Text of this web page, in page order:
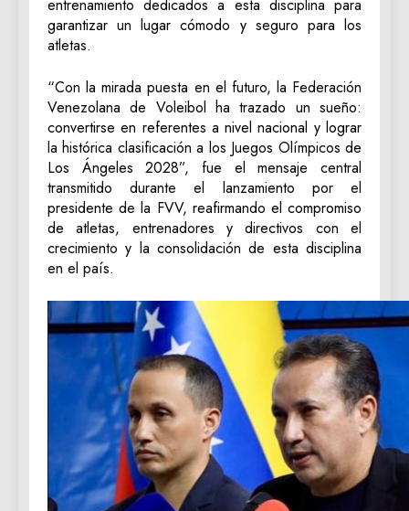
entrenamiento dedicados a esta disciplina para
garantizar un lugar cómodo y seguro para los
atletas.
“Con la mirada puesta en el futuro, la Federación
Venezolana de Voleibol ha trazado un sueño:
convertirse en referentes a nivel nacional y lograr
la histórica clasificación a los Juegos Olímpicos de
Los Ángeles 2028”, fue el mensaje central
transmitido durante el lanzamiento por el
presidente de la FVV, reafirmando el compromiso
de atletas, entrenadores y directivos con el
crecimiento y la consolidación de esta disciplina
en el país.